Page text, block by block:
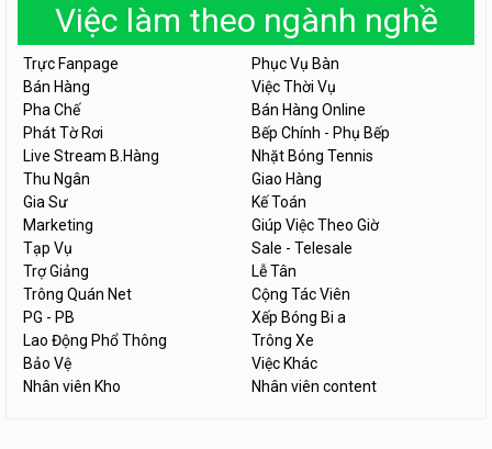
Việc làm theo ngành nghề
Trực Fanpage
Phục Vụ Bàn
Bán Hàng
Việc Thời Vụ
Pha Chế
Bán Hàng Online
Phát Tờ Rơi
Bếp Chính - Phụ Bếp
Live Stream B.Hàng
Nhặt Bóng Tennis
Thu Ngân
Giao Hàng
Gia Sư
Kế Toán
Marketing
Giúp Việc Theo Giờ
Tạp Vụ
Sale - Telesale
Trợ Giảng
Lễ Tân
Trông Quán Net
Cộng Tác Viên
PG - PB
Xếp Bóng Bi a
Lao Động Phổ Thông
Trông Xe
Bảo Vệ
Việc Khác
Nhân viên Kho
Nhân viên content